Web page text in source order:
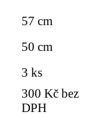
57 cm
50 cm
3 ks
300 Kč bez
DPH